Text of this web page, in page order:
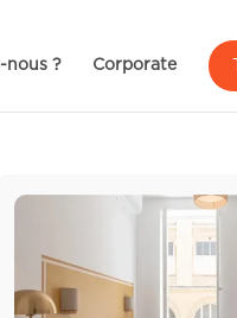
nous ? Corporate